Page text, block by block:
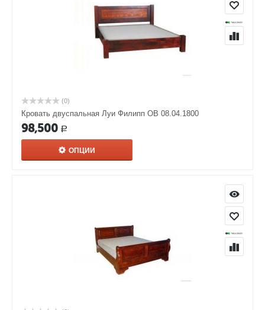
(0)
Кровать двуспальная Луи Филипп ОВ 08.04.1800
98,500 Р
ОПЦИИ